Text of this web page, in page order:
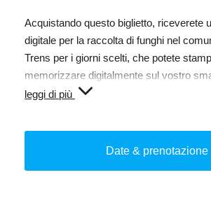
Acquistando questo biglietto, riceverete
digitale per la raccolta di funghi nel
Trens per i giorni scelti, che potete
memorizzare digitalmente sul vostro
leggi di più
Date & prenotazione